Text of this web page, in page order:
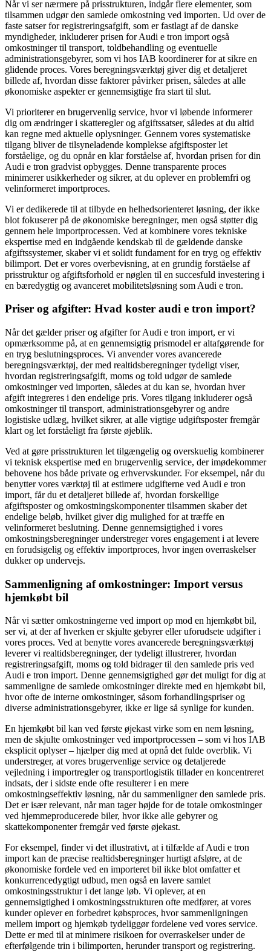
Når vi ser nærmere på prisstrukturen, indgår flere elementer, som
tilsammen udgør den samlede omkostning ved importen. Ud over de
faste satser for registreringsafgift, som er fastlagt af de danske
myndigheder, inkluderer prisen for Audi e tron import også
omkostninger til transport, toldbehandling og eventuelle
administrationsgebyrer, som vi hos IAB koordinerer for at sikre en
glidende proces. Vores beregningsværktøj giver dig et detaljeret
billede af, hvordan disse faktorer påvirker prisen, således at alle
økonomiske aspekter er gennemsigtige fra start til slut.
Vi prioriterer en brugervenlig service, hvor vi løbende informerer
dig om ændringer i skatteregler og afgiftssatser, således at du altid
kan regne med aktuelle oplysninger. Gennem vores systematiske
tilgang bliver de tilsyneladende komplekse afgiftsposter let
forståelige, og du opnår en klar forståelse af, hvordan prisen for din
Audi e tron gradvist opbygges. Denne transparente proces
minimerer usikkerheder og sikrer, at du oplever en problemfri og
velinformeret importproces.
Vi er dedikerede til at tilbyde en helhedsorienteret løsning, der ikke
blot fokuserer på de økonomiske beregninger, men også støtter dig
gennem hele importprocessen. Ved at kombinere vores tekniske
ekspertise med en indgående kendskab til de gældende danske
afgiftssystemer, skaber vi et solidt fundament for en tryg og effektiv
bilimport. Det er vores overbevisning, at en grundig forståelse af
prisstruktur og afgiftsforhold er nøglen til en succesfuld investering i
en bæredygtig og avanceret mobilitetsløsning som Audi e tron.
Priser og afgifter: Hvad koster audi e tron import?
Når det gælder priser og afgifter for Audi e tron import, er vi
opmærksomme på, at en gennemsigtig prismodel er altafgørende for
en tryg beslutningsproces. Vi anvender vores avancerede
beregningsværktøj, der med realtidsberegninger tydeligt viser,
hvordan registreringsafgift, moms og told udgør de samlede
omkostninger ved importen, således at du kan se, hvordan hver
afgift integreres i den endelige pris. Vores tilgang inkluderer også
omkostninger til transport, administrationsgebyrer og andre
logistiske udlæg, hvilket sikrer, at alle vigtige udgiftsposter fremgår
klart og let forståeligt fra første øjeblik.
Ved at gøre prisstrukturen let tilgængelig og overskuelig kombinerer
vi teknisk ekspertise med en brugervenlig service, der imødekommer
behovene hos både private og erhvervskunder. For eksempel, når du
benytter vores værktøj til at estimere udgifterne ved Audi e tron
import, får du et detaljeret billede af, hvordan forskellige
afgiftsposter og omkostningskomponenter tilsammen skaber det
endelige beløb, hvilket giver dig mulighed for at træffe en
velinformeret beslutning. Denne gennemsigtighed i vores
omkostningsberegninger understreger vores engagement i at levere
en forudsigelig og effektiv importproces, hvor ingen overraskelser
dukker op undervejs.
Sammenligning af omkostninger: Import versus
hjemkøbt bil
Når vi sætter omkostningerne ved import op mod en hjemkøbt bil,
ser vi, at der af hverken er skjulte gebyrer eller uforudsete udgifter i
vores proces. Ved at benytte vores avancerede beregningsværktøj
leverer vi realtidsberegninger, der tydeligt illustrerer, hvordan
registreringsafgift, moms og told bidrager til den samlede pris ved
Audi e tron import. Denne gennemsigtighed gør det muligt for dig at
sammenligne de samlede omkostninger direkte med en hjemkøbt bil,
hvor ofte de interne omkostninger, såsom forhandlingspriser og
diverse administrationsgebyrer, ikke er lige så synlige for kunden.
En hjemkøbt bil kan ved første øjekast virke som en nem løsning,
men de skjulte omkostninger ved importprocessen – som vi hos IAB
eksplicit oplyser – hjælper dig med at opnå det fulde overblik. Vi
understreger, at vores brugervenlige service og detaljerede
vejledning i importregler og transportlogistik tillader en koncentreret
indsats, der i sidste ende ofte resulterer i en mere
omkostningseffektiv løsning, når du sammenligner den samlede pris.
Det er især relevant, når man tager højde for de totale omkostninger
ved hjemmeproducerede biler, hvor ikke alle gebyrer og
skattekomponenter fremgår ved første øjekast.
For eksempel, finder vi det illustrativt, at i tilfælde af Audi e tron
import kan de præcise realtidsberegninger hurtigt afsløre, at de
økonomiske fordele ved en importeret bil ikke blot omfatter et
konkurrencedygtigt udbud, men også en lavere samlet
omkostningsstruktur i det lange løb. Vi oplever, at en
gennemsigtighed i omkostningsstrukturen ofte medfører, at vores
kunder oplever en forbedret købsproces, hvor sammenligningen
mellem import og hjemkøb tydeliggør fordelene ved vores service.
Dette er med til at minimere risikoen for overraskelser under de
efterfølgende trin i bilimporten, herunder transport og registrering.